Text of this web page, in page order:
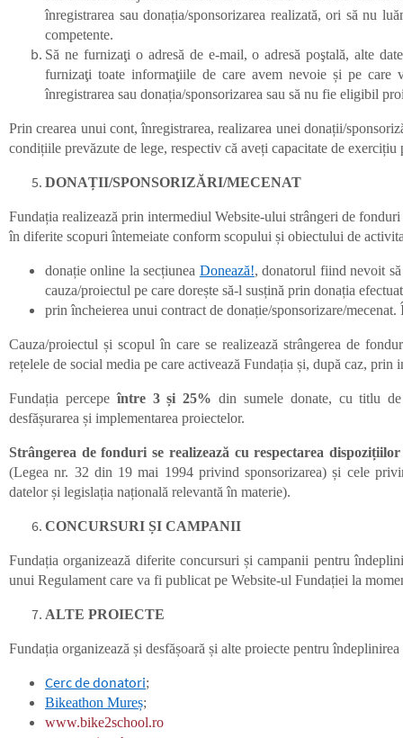
înregistrarea sau donația/sponsorizarea realizată, ori să nu
competente.
Să ne furnizaţi o adresă de e-mail, o adresă poştală, alte
furnizaţi toate informaţiile de care avem nevoie și pe
înregistrarea sau donația/sponsorizarea sau să nu fie eligibil
Prin crearea unui cont, înregistrarea, realizarea unei donații/
condițiile prevăzute de lege, respectiv că aveți capacitate de
DONAȚII/SPONSORIZĂRI/MECENAT
Fundația realizează prin intermediul Website-ului strângeri de
în diferite scopuri întemeiate conform scopului și obiectului de
donație online la secțiunea Donează!, donatorul fiind nevoit
cauza/proiectul pe care dorește să-l susțină prin donația
prin încheierea unui contract de donație/sponsorizare/
Cauza/proiectul și scopul în care se realizează strângerea de
rețelele de social media pe care activează Fundația și, după caz,
Fundația percepeîntre 3 și 25% din sumele donate, cu titlu
desfășurarea și implementarea proiectelor.
Strângerea de fonduri se realizează cu respectarea dispozițiilor
(Legea nr. 32 din 19 mai 1994 privind sponsorizarea) și cele
datelor și legislația națională relevantă în materie).
CONCURSURI ȘI CAMPANII
Fundația organizează diferite concursuri și campanii pentru
unui Regulament care va fi publicat pe Website-ul Fundației la
ALTE PROIECTE
Fundația organizează și desfășoară și alte proiecte pentru
Cerc de donatori;
Bikeathon Mureș;
www.bike2school.ro